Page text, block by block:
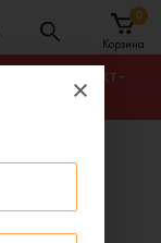
Корзина
0
в Санкт-
G03